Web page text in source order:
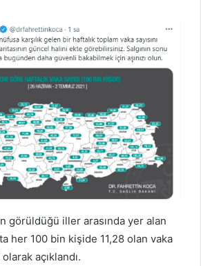
görüldüğü iller arasında yer alan
her 100 bin kişide 11,28 olan vaka
açıklandı.